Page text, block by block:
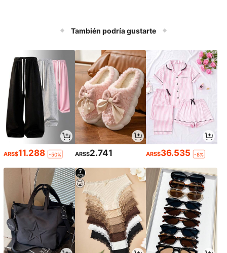
También podría gustarte
ARS$11.288 -50% ARS$2.741 ARS$36.535 -8%